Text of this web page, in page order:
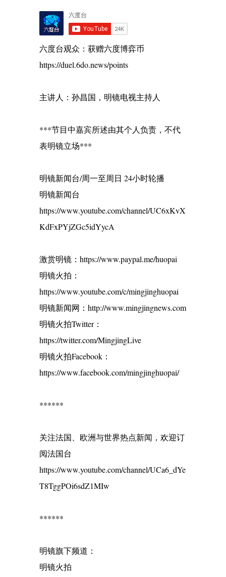
六度台观众：获赠六度博弈币
https://duel.6do.news/points
主讲人：孙昌国，明镜电视主持人
***节目中嘉宾所述由其个人负责，不代
表明镜立场***
明镜新闻台/周一至周日 24小时轮播
明镜新闻台
https://www.youtube.com/channel/UC6xKvX
KdFxPYjZGc5idYycA
激赏明镜：https://www.paypal.me/huopai
明镜火拍：
https://www.youtube.com/c/mingjinghuopai
明镜新闻网：http://www.mingjingnews.com
明镜火拍Twitter：
https://twitter.com/MingjingLive
明镜火拍Facebook：
https://www.facebook.com/mingjinghuopai/
******
关注法国、欧洲与世界热点新闻，欢迎订
阅法国台
https://www.youtube.com/channel/UCa6_dYe
T8TggPOi6sdZ1MIw
******
明镜旗下频道：
明镜火拍